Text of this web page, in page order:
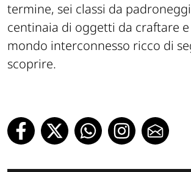
termine, sei classi da
centinaia di oggetti da craftare
mondo interconnesso ricco di
scoprire.